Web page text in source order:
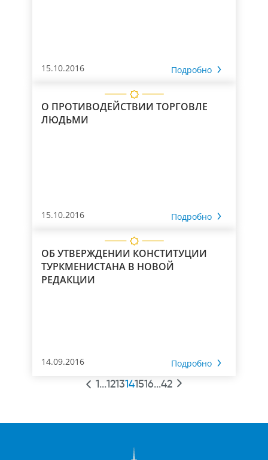
15.10.2016 Подробно
О ПРОТИВОДЕЙСТВИИ ТОРГОВЛЕ
ЛЮДЬМИ
15.10.2016 Подробно
ОБ УТВЕРЖДЕНИИ КОНСТИТУЦИИ
ТУРКМЕНИСТАНА В НОВОЙ
РЕДАКЦИИ
14.09.2016 Подробно
1...1213141516...42